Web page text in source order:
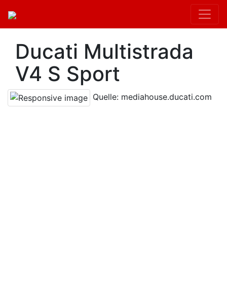
Ducati Multistrada
V4 S Sport
Quelle: mediahouse.ducati.com